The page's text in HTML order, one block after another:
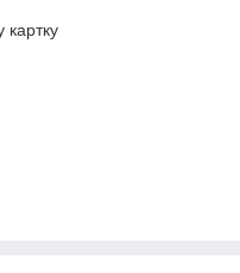
картку